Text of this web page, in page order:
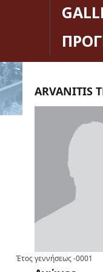
ARVANITIS
Έτος γεννήσεως-0001